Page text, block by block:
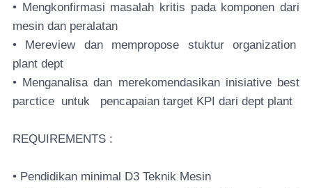
• Mengkonfirmasi masalah kritis pada komponen dari
mesin dan peralatan
• Mereview dan mempropose stuktur organization
plant dept
• Menganalisa dan merekomendasikan inisiative best
parctice untuk pencapaian target KPI dari dept plant
REQUIREMENTS :
• Pendidikan minimal D3 Teknik Mesin